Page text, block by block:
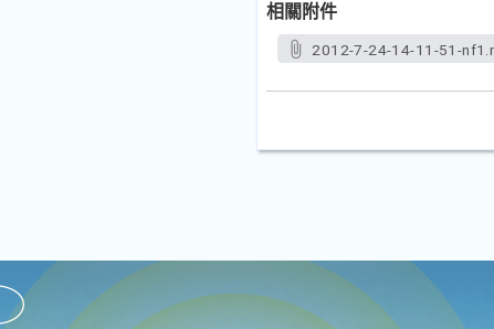
相關附件
2012-7-24-14-11-51-